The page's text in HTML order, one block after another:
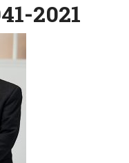
2021